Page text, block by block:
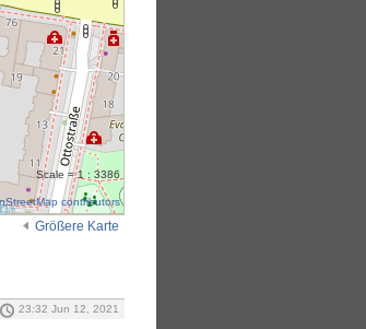
Scale = 1 : 3386
contributors
Größere Karte
23:32 Jun 12, 2021